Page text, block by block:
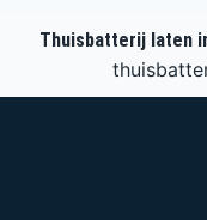
Thuisbatterij laten